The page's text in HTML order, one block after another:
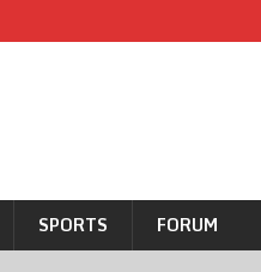
SPORTS FORUM